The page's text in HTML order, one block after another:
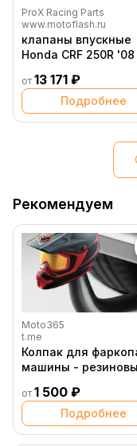
ProX Racing Parts
www.motoflash.ru
клапаны впускные
Honda CRF 250R
от 13 171 ₽
Подробнее
Рекомендуем
Moto365
t.me
Колпак для
машины -
от 1 500 ₽
Подробнее